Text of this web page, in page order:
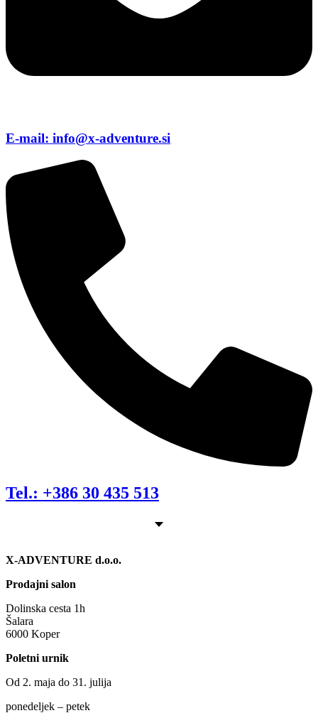
E-mail: info@x-adventure.si
Tel.: +386 30 435 513
X-ADVENTURE d.o.o.
Prodajni salon
Dolinska cesta 1h
Šalara
6000 Koper
Poletni urnik
Od 2. maja do 31. julija
ponedeljek – petek